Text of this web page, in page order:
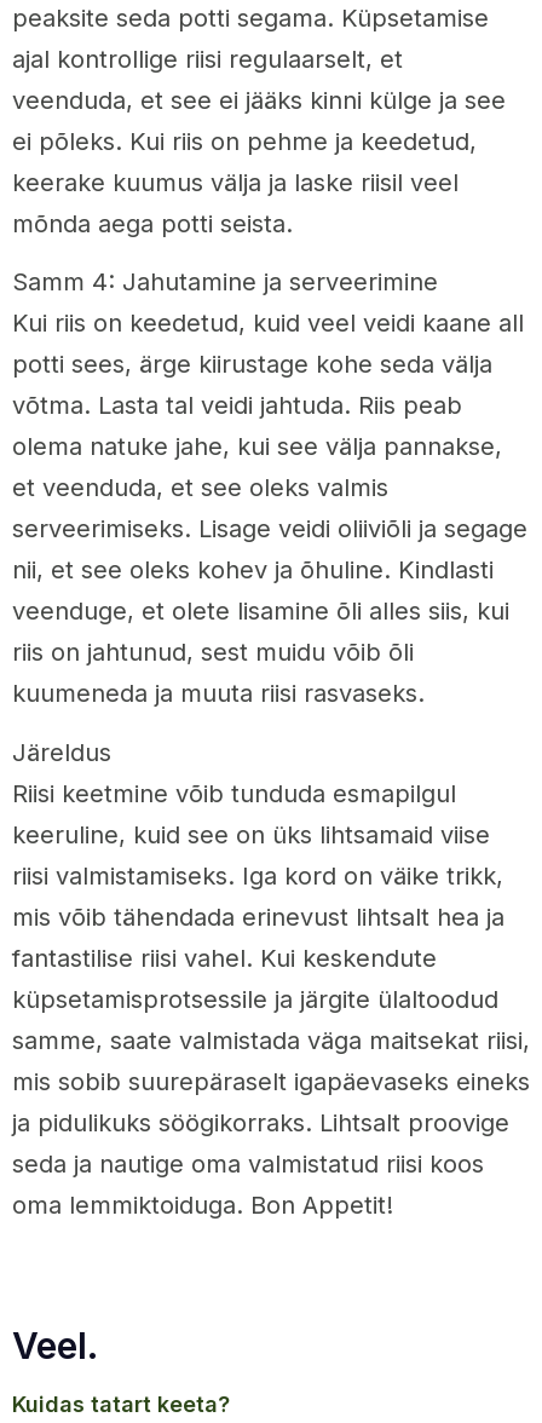
peaksite seda potti segama. Küpsetamise
ajal kontrollige riisi regulaarselt, et
veenduda, et see ei jääks kinni külge ja see
ei põleks. Kui riis on pehme ja keedetud,
keerake kuumus välja ja laske riisil veel
mõnda aega potti seista.
Samm 4: Jahutamine ja serveerimine
Kui riis on keedetud, kuid veel veidi kaane all
potti sees, ärge kiirustage kohe seda välja
võtma. Lasta tal veidi jahtuda. Riis peab
olema natuke jahe, kui see välja pannakse,
et veenduda, et see oleks valmis
serveerimiseks. Lisage veidi oliiviõli ja segage
nii, et see oleks kohev ja õhuline. Kindlasti
veenduge, et olete lisamine õli alles siis, kui
riis on jahtunud, sest muidu võib õli
kuumeneda ja muuta riisi rasvaseks.
Järeldus
Riisi keetmine võib tunduda esmapilgul
keeruline, kuid see on üks lihtsamaid viise
riisi valmistamiseks. Iga kord on väike trikk,
mis võib tähendada erinevust lihtsalt hea ja
fantastilise riisi vahel. Kui keskendute
küpsetamisprotsessile ja järgite ülaltoodud
samme, saate valmistada väga maitsekat riisi,
mis sobib suurepäraselt igapäevaseks eineks
ja pidulikuks söögikorraks. Lihtsalt proovige
seda ja nautige oma valmistatud riisi koos
oma lemmiktoiduga. Bon Appetit!
Veel.
kuidas tatart keeta?